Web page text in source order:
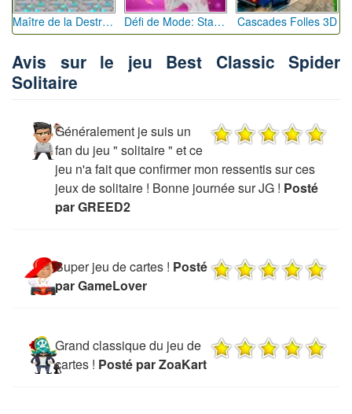
Maître de la Destruction: Fusion de Pioches Défi de Mode: Star du Podium Cascades Folles 3D
Avis sur le jeu Best Classic Spider
Solitaire
Généralement je suis un
fan du jeu " solitaire " et ce
jeu n'a fait que confirmer mon ressentis sur ces
jeux de solitaire ! Bonne journée sur JG ! Posté
par GREED2
Super jeu de cartes ! Posté
par GameLover
Grand classique du jeu de
cartes ! Posté par ZoaKart